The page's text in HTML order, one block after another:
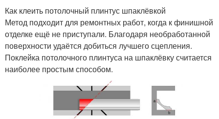
Как клеить потолочный плинтус шпаклёвкой
Метод подходит для ремонтных работ, когда к финишной
отделке ещё не приступали. Благодаря необработанной
поверхности удаётся добиться лучшего сцепления.
Поклейка потолочного плинтуса на шпаклёвку считается
наиболее простым способом.